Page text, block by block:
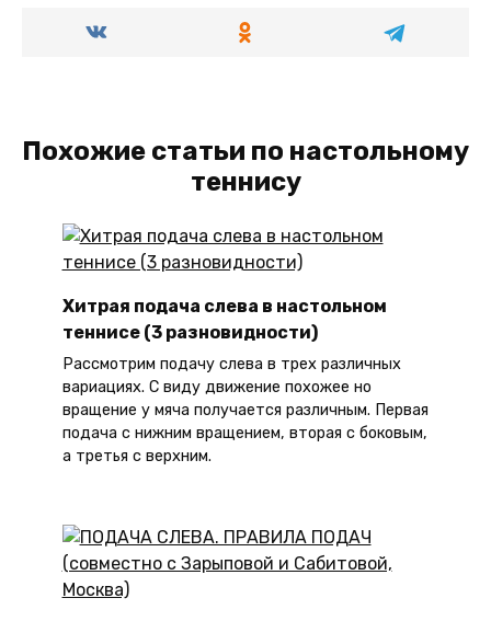
Похожие статьи по настольному
теннису
Хитрая подача слева в настольном
теннисе (3 разновидности)
Рассмотрим подачу слева в трех различных
вариациях. С виду движение похожее но
вращение у мяча получается различным. Первая
подача с нижним вращением, вторая с боковым,
а третья с верхним.